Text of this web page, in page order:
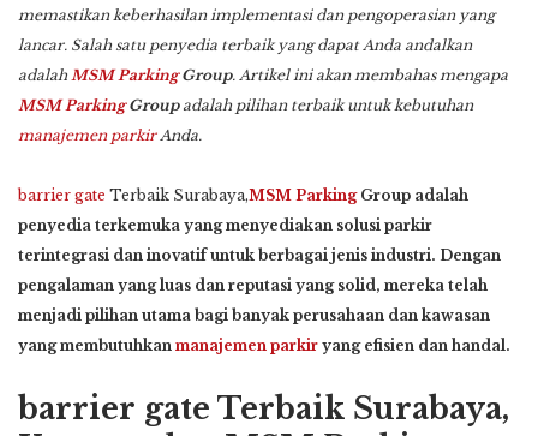
memastikan keberhasilan implementasi dan pengoperasian yang
lancar. Salah satu penyedia terbaik yang dapat Anda andalkan
adalah MSM ParkingGroup. Artikel ini akan membahas mengapa
MSM ParkingGroup adalah pilihan terbaik untuk kebutuhan
manajemen parkirAnda.
barrier gate Terbaik Surabaya,MSM ParkingGroup adalah
penyedia terkemuka yang menyediakan solusi parkir
terintegrasi dan inovatif untuk berbagai jenis industri. Dengan
pengalaman yang luas dan reputasi yang solid, mereka telah
menjadi pilihan utama bagi banyak perusahaan dan kawasan
yang membutuhkan manajemen parkir yang efisien dan handal.
barrier gate Terbaik Surabaya,